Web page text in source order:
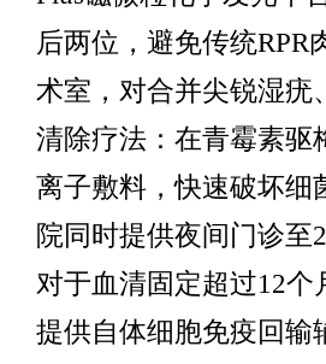
后两位，避免传统
术室，对合并尖锐湿
清除疗法：在青霉素驱
离子敷料，快速破坏细
院同时提供夜间门诊至
对于血清固定超过12
提供自体细胞免疫回输